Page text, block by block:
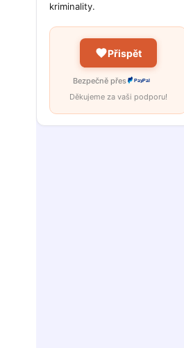
kriminality.
Přispět
Bezpečně přes PayPal
Děkujeme za vaši podporu!